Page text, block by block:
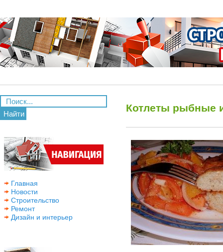
Найти
Главная
Новости
Строительство
Ремонт
Дизайн и интерьер
Котлеты рыбные